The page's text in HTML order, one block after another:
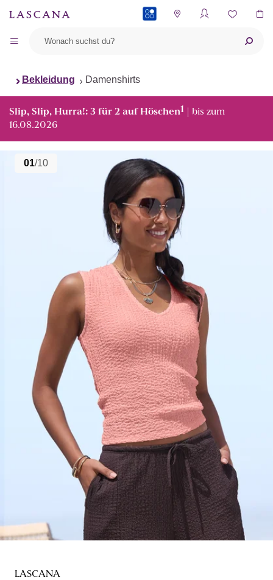
Bekleidung Damenshirts
Slip, Slip, Hurra!: 3 für 2 auf Höschen1 | bis zum
16.08.2026
01/10
LASCANA